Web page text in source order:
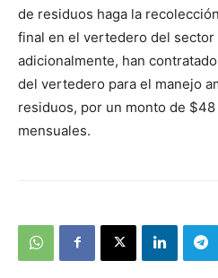
de residuos haga la
final en el vertedero del sector
adicionalmente, han
del vertedero para el manejo
residuos, por un monto de
mensuales.